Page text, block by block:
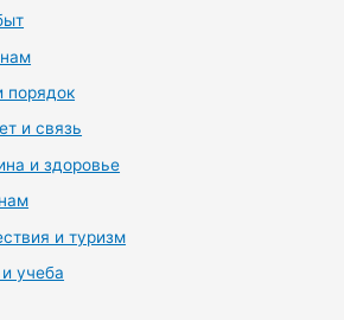
порядок
и связь
и здоровье
и туризм
учеба